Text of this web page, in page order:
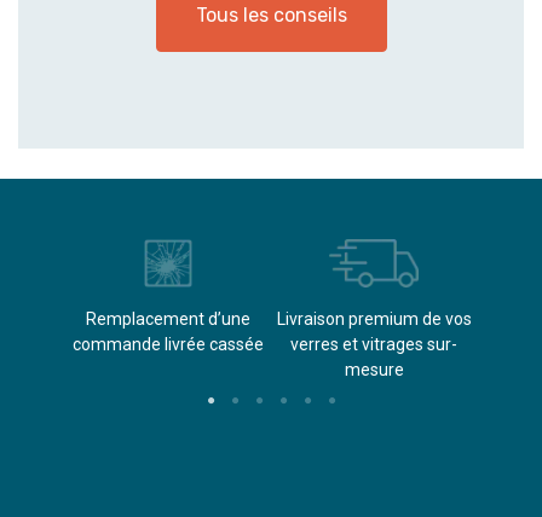
Tous les conseils
Remplacement d’une
commande livrée cassée​
Livraison premium de vos
verres et vitrages sur-
mesure